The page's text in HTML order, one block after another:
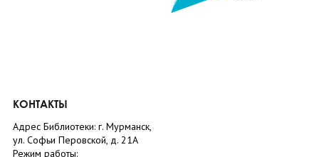
КОНТАКТЫ
Адрес Библиотеки: г. Мурманск,
ул. Софьи Перовской, д. 21А
Режим работы: